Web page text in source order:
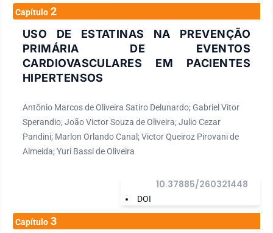
Capítulo 2
USO DE ESTATINAS NA PREVENÇÃO
PRIMÁRIA DE EVENTOS
CARDIOVASCULARES EM PACIENTES
HIPERTENSOS
Antônio Marcos de Oliveira Satiro Delunardo; Gabriel Vitor
Sperandio; João Victor Souza de Oliveira; Julio Cezar
Pandini; Marlon Orlando Canal; Victor Queiroz Pirovani de
Almeida; Yuri Bassi de Oliveira
DOI
10.37885/260321448
Capítulo 3